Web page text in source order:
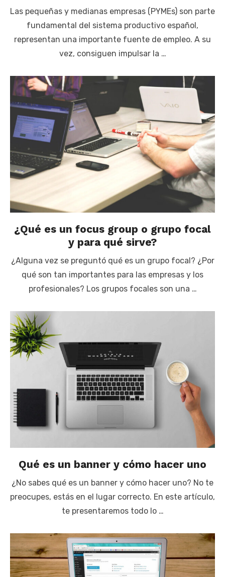
Las pequeñas y medianas empresas (PYMEs) son parte
fundamental del sistema productivo español,
representan una importante fuente de empleo. A su
vez, consiguen impulsar la …
¿Qué es un focus group o grupo focal
y para qué sirve?
¿Alguna vez se preguntó qué es un grupo focal? ¿Por
qué son tan importantes para las empresas y los
profesionales? Los grupos focales son una …
Qué es un banner y cómo hacer uno
¿No sabes qué es un banner y cómo hacer uno? No te
preocupes, estás en el lugar correcto. En este artículo,
te presentaremos todo lo …